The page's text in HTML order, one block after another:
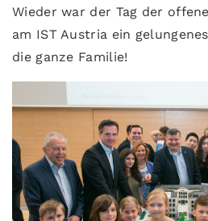
Wieder war der Tag der
am IST Austria ein
die ganze Familie!